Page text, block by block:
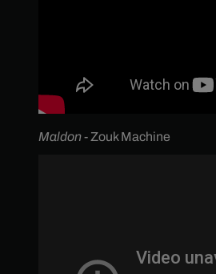
Maldon- Zouk Machine